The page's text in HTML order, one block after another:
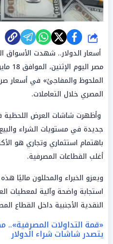
شارك
أسعار الدولار.. شهدت الأسواق
الملحوظ والمفاجئ» في أسعار
المصري خلال التعاملات.
وأظهرت شاشات العرض اللحظية
جديدة في مستويات الشراء
باهتمام استثماري وتجاري هو
أغلب القطاعات المصرفية.
ويعزو الخبراء والمحللون ماليًا
استجابة واضحة وآلية لمعطيات
النقدية الأجنبية داخل القطاع
«قمة التداولات
يتصدر شاشات شراء الدولار